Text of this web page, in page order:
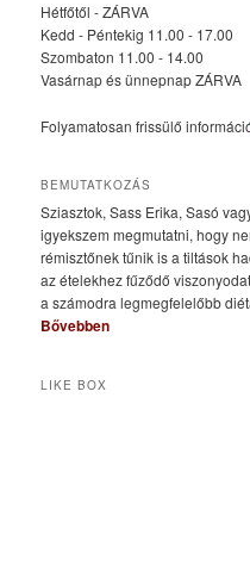
Hétfőtől - ZÁRVA
Kedd - Péntekig 11.00 - 17.00
Szombaton 11.00 - 14.00
Vasárnap és ünnepnap ZÁRVA
Folyamatosan frissülő
BEMUTATKOZÁS
Sziasztok, Sass Erika, Sasó
igyekszem megmutatni, hogy
rémisztőnek tűnik is a tiltások
az ételekhez fűződő
a számodra legmegfelelőbb
Bővebben
LIKE BOX